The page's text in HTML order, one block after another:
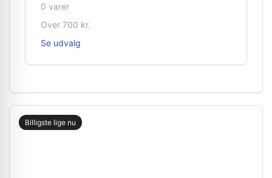
0 varer
Over 700 kr.
Se udvalg
Billigste lige nu